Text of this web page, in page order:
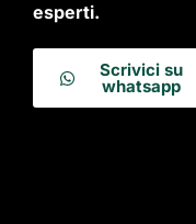
esperti.
Scrivici su
whatsapp